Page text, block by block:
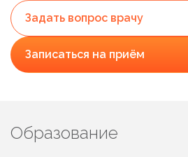
Задать вопрос врачу
Записаться на приём
Образование